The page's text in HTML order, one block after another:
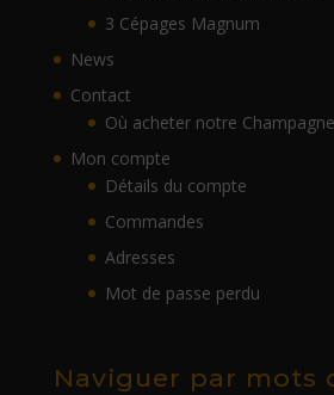
3 Cépages Magnum
News
Contact
Où acheter notre Champagne
Mon compte
Détails du compte
Commandes
Adresses
Mot de passe perdu
Naviguer par mots